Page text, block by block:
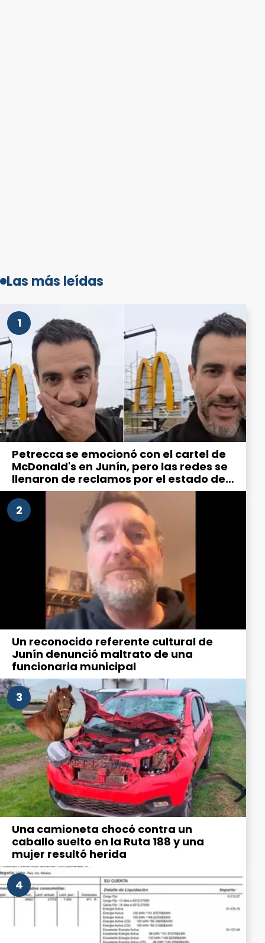
Las más leídas
1
Petrecca se emocionó con el cartel de
McDonald's en Junín, pero las redes se
llenaron de reclamos por el estado de
la ciudad
2
Un reconocido referente cultural de
Junín denunció maltrato de una
funcionaria municipal
3
Una camioneta chocó contra un
caballo suelto en la Ruta 188 y una
mujer resultó herida
4